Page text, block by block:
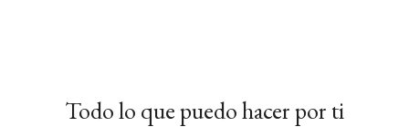
Todo lo que puedo hacer por ti